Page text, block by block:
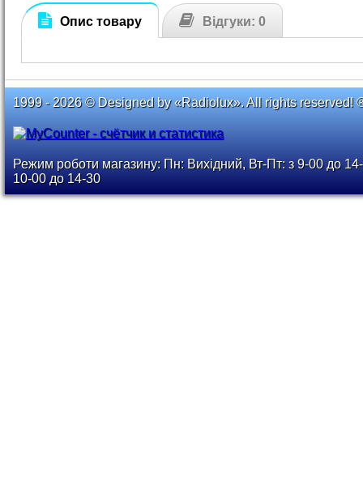
Опис товару Відгуки: 0
1999 - 2026 © Designed by «Radiolux». All rights reserved!
Режим роботи магазину: Пн: Вихідний, Вт-Пт: з 9-00 до
10-00 до 14-30